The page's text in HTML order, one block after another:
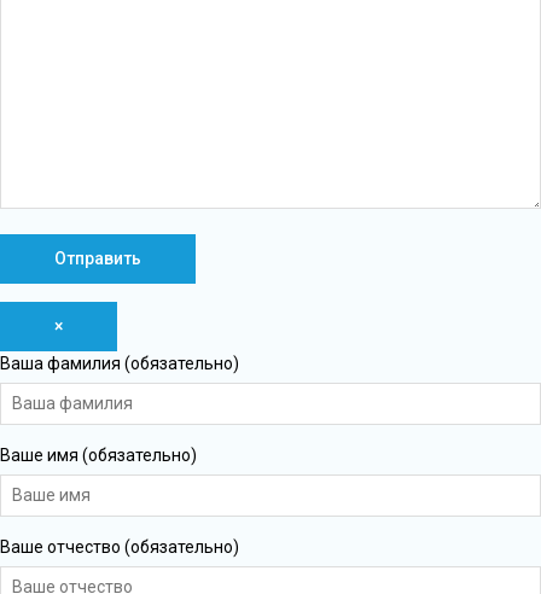
×
Ваша фамилия (обязательно)
Ваше имя (обязательно)
Ваше отчество (обязательно)